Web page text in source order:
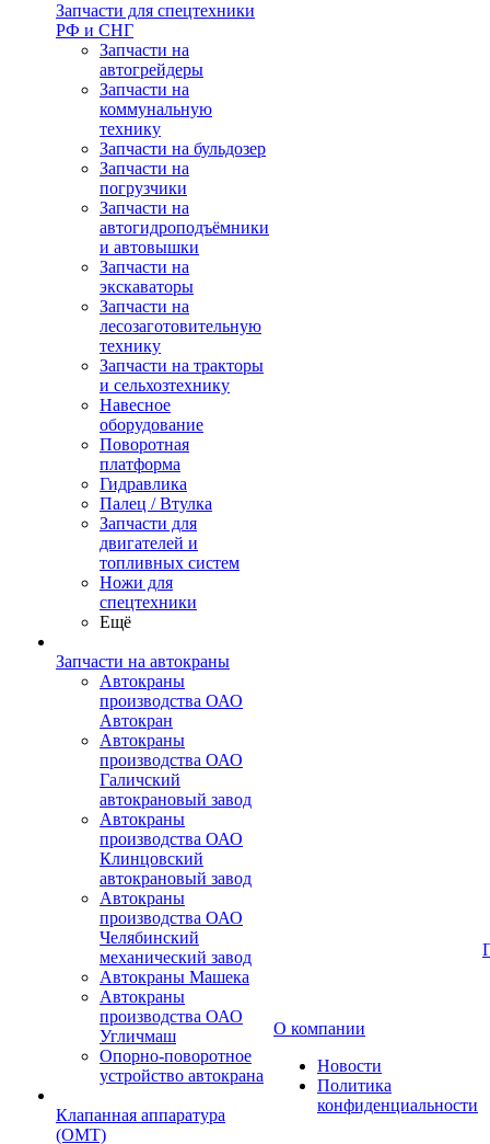
Запчасти для спецтехники
РФ и СНГ
Запчасти на
автогрейдеры
Запчасти на
коммунальную
технику
Запчасти на бульдозер
Запчасти на
погрузчики
Запчасти на
автогидроподъёмники
и автовышки
Запчасти на
экскаваторы
Запчасти на
лесозаготовительную
технику
Запчасти на тракторы
и сельхозтехнику
Навесное
оборудование
Поворотная
платформа
Гидравлика
Палец / Втулка
Запчасти для
двигателей и
топливных систем
Ножи для
спецтехники
Ещё
Запчасти на автокраны
Автокраны
производства ОАО
Автокран
Автокраны
производства ОАО
Галичский
автокрановый завод
Автокраны
производства ОАО
Клинцовский
автокрановый завод
Автокраны
производства ОАО
Челябинский
механический завод
Автокраны Машека
Автокраны
производства ОАО
Угличмаш
Опорно-поворотное
устройство автокрана
Клапанная аппаратура
(OMT)
О компании
Новости
Политика
конфиденциальности